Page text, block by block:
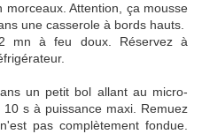
Attention, ça mousse
une casserole à bords hauts.
mn à feu doux. Réservez à
un petit bol allant au micro-
s à puissance maxi. Remuez
pas complètement fondue.